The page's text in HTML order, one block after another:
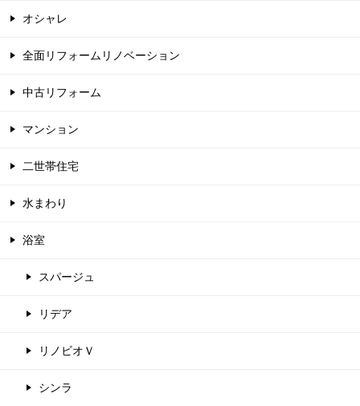
オシャレ
全面リフォームリノベーション
中古リフォーム
マンション
二世帯住宅
水まわり
浴室
スパージュ
リデア
リノビオＶ
シンラ